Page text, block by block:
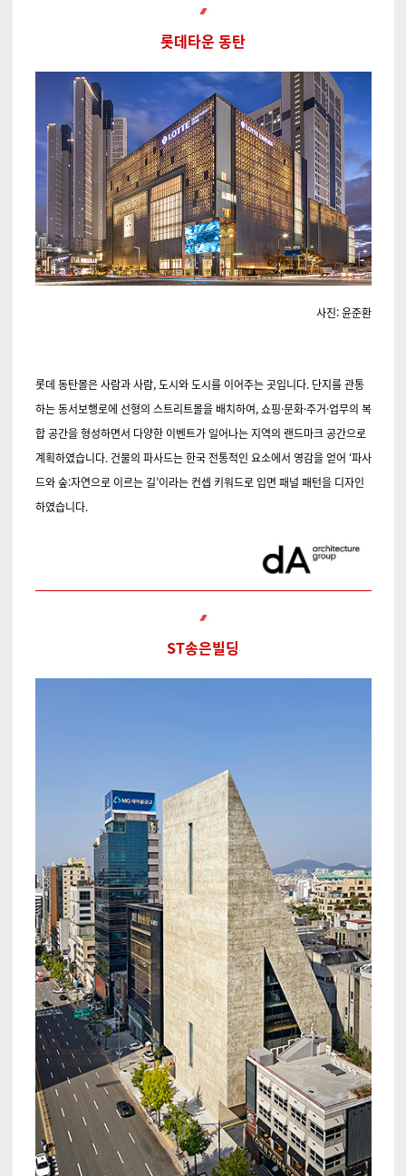
롯데타운 동탄
사진: 윤준환
롯데 동탄몰은 사람과 사람, 도시와 도시를 이어주는 곳입니다. 단지를 관통
하는 동서보행로에 선형의 스트리트몰을 배치하여, 쇼핑·문화·주거·업무의 복
합 공간을 형성하면서 다양한 이벤트가 일어나는 지역의 랜드마크 공간으로
계획하였습니다. 건물의 파사드는 한국 전통적인 요소에서 영감을 얻어 ‘파사
드와 숲:자연으로 이르는 길’이라는 컨셉 키워드로 입면 패널 패턴을 디자인
하였습니다.
ST송은빌딩